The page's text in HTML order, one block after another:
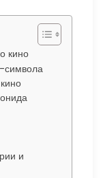
кино
символа
и